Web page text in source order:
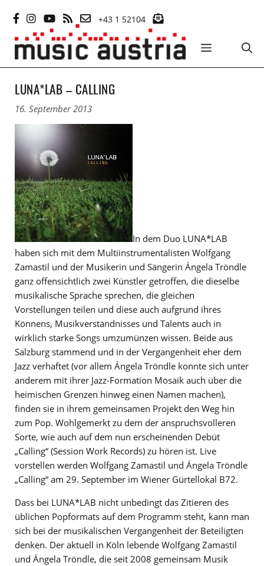
Inhalt
springen
+43 1 52104
MENÜ
LUNA*LAB – CALLING
16. September 2013
In dem Duo LUNA*LAB
haben sich mit dem Multiinstrumentalisten Wolfgang
Zamastil und der Musikerin und Sängerin Ángela Tröndle
ganz offensichtlich zwei Künstler getroffen, die dieselbe
musikalische Sprache sprechen, die gleichen
Vorstellungen teilen und diese auch aufgrund ihres
Könnens, Musikverständnisses und Talents auch in
wirklich starke Songs umzumünzen wissen. Beide aus
Salzburg stammend und in der Vergangenheit eher dem
Jazz verhaftet (vor allem Ángela Tröndle konnte sich unter
anderem mit ihrer Jazz-Formation Mosaik auch über die
heimischen Grenzen hinweg einen Namen machen),
finden sie in ihrem gemeinsamen Projekt den Weg hin
zum Pop. Wohlgemerkt zu dem der anspruchsvolleren
Sorte, wie auch auf dem nun erscheinenden Debüt
„Calling“ (Session Work Records) zu hören ist. Live
vorstellen werden Wolfgang Zamastil und Ángela Tröndle
„Calling“ am 29. September im Wiener Gürtellokal B72.
Dass bei LUNA*LAB nicht unbedingt das Zitieren des
üblichen Popformats auf dem Programm steht, kann man
sich bei der musikalischen Vergangenheit der Beteiligten
denken. Der aktuell in Köln lebende Wolfgang Zamastil
und Ángela Tröndle, die seit 2008 gemeinsam Musik